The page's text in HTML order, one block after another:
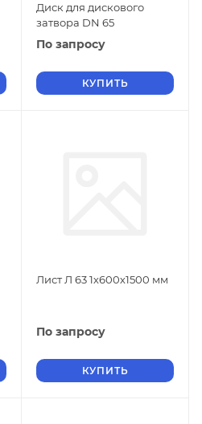
Диск для дискового
затвора DN 65
По запросу
КУПИТЬ
Лист Л 63 1х600х1500 мм
По запросу
КУПИТЬ